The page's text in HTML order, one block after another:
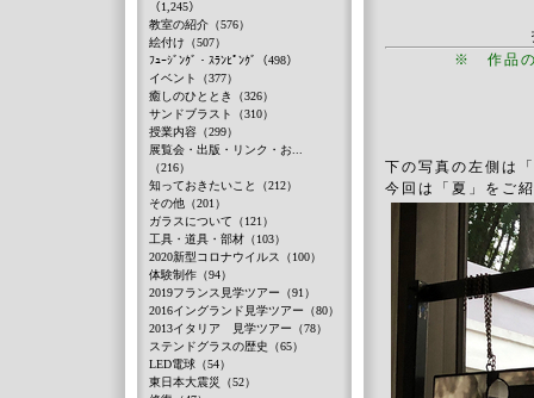
※ 作品の
下の写真の左側は
今回は「夏」をご
（1,245）
教室の紹介（576）
絵付け（507）
ﾌｭｰｼﾞﾝｸﾞ・ｽﾗﾝﾋﾟﾝｸﾞ（498）
イベント（377）
癒しのひととき（326）
サンドブラスト（310）
授業内容（299）
展覧会・出版・リンク・お...
（216）
知っておきたいこと（212）
その他（201）
ガラスについて（121）
工具・道具・部材（103）
2020新型コロナウイルス（100）
体験制作（94）
2019フランス見学ツアー（91）
2016イングランド見学ツアー（80）
2013イタリア 見学ツアー（78）
ステンドグラスの歴史（65）
LED電球（54）
東日本大震災（52）